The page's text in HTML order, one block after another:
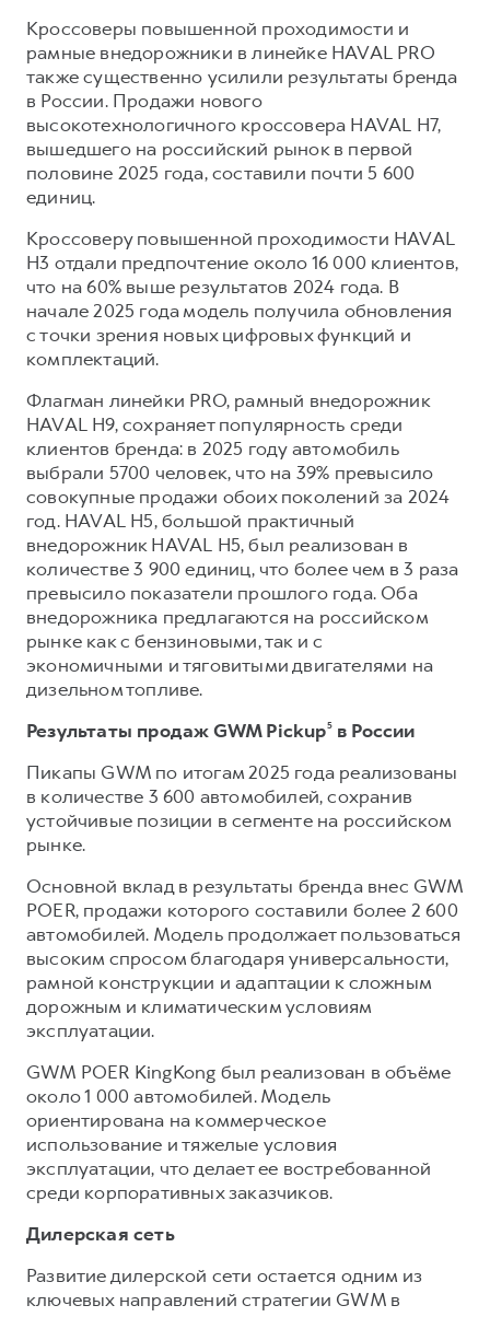
Кроссоверы повышенной проходимости и
рамные внедорожники в линейке HAVAL PRO
также существенно усилили результаты бренда
в России. Продажи нового
высокотехнологичного кроссовера HAVAL H7,
вышедшего на российский рынок в первой
половине 2025 года, составили почти 5 600
единиц.
Кроссоверу повышенной проходимости HAVAL
H3 отдали предпочтение около 16 000 клиентов,
что на 60% выше результатов 2024 года. В
начале 2025 года модель получила обновления
с точки зрения новых цифровых функций и
комплектаций.
Флагман линейки PRO, рамный внедорожник
HAVAL H9, сохраняет популярность среди
клиентов бренда: в 2025 году автомобиль
выбрали 5700 человек, что на 39% превысило
совокупные продажи обоих поколений за 2024
год. HAVAL H5, большой практичный
внедорожник HAVAL H5, был реализован в
количестве 3 900 единиц, что более чем в 3 раза
превысило показатели прошлого года. Оба
внедорожника предлагаются на российском
рынке как с бензиновыми, так и с
экономичными и тяговитыми двигателями на
дизельном топливе.
Результаты продаж GWM Pickup⁵ в России
Пикапы GWM по итогам 2025 года реализованы
в количестве 3 600 автомобилей, сохранив
устойчивые позиции в сегменте на российском
рынке.
Основной вклад в результаты бренда внес GWM
POER, продажи которого составили более 2 600
автомобилей. Модель продолжает пользоваться
высоким спросом благодаря универсальности,
рамной конструкции и адаптации к сложным
дорожным и климатическим условиям
эксплуатации.
GWM POER KingKong был реализован в объёме
около 1 000 автомобилей. Модель
ориентирована на коммерческое
использование и тяжелые условия
эксплуатации, что делает ее востребованной
среди корпоративных заказчиков.
Дилерская сеть
Развитие дилерской сети остается одним из
ключевых направлений стратегии GWM в